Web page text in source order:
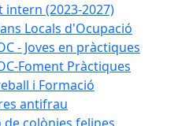
intern (2023-2027)
Locals d'Ocupació
- Joves en pràctiques
Foment Pràctiques
i Formació
antifrau